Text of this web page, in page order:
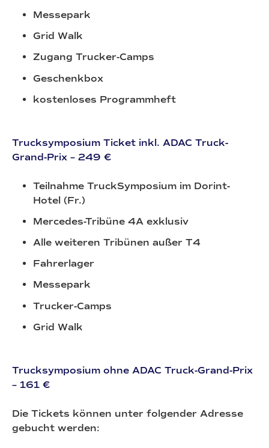
Messepark
Grid Walk
Zugang Trucker-Camps
Geschenkbox
kostenloses Programmheft
Trucksymposium Ticket inkl. ADAC Truck-
Grand-Prix – 249 €
Teilnahme TruckSymposium im Dorint-
Hotel (Fr.)
Mercedes-Tribüne 4A exklusiv
Alle weiteren Tribünen außer T4
Fahrerlager
Messepark
Trucker-Camps
Grid Walk
Trucksymposium ohne ADAC Truck-Grand-Prix
– 161 €
Die Tickets können unter folgender Adresse
gebucht werden: